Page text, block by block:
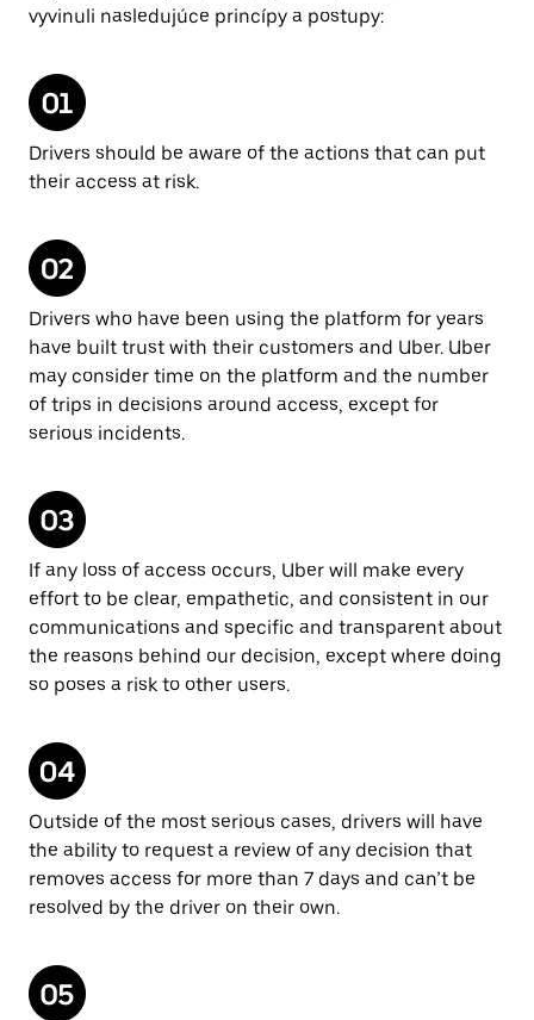
vyvinuli nasledujúce princípy a postupy:
Drivers should be aware of the actions that can put
their access at risk.
Drivers who have been using the platform for years
have built trust with their customers and Uber. Uber
may consider time on the platform and the number
of trips in decisions around access, except for
serious incidents.
If any loss of access occurs, Uber will make every
effort to be clear, empathetic, and consistent in our
communications and specific and transparent about
the reasons behind our decision, except where doing
so poses a risk to other users.
Outside of the most serious cases, drivers will have
the ability to request a review of any decision that
removes access for more than 7 days and can’t be
resolved by the driver on their own.